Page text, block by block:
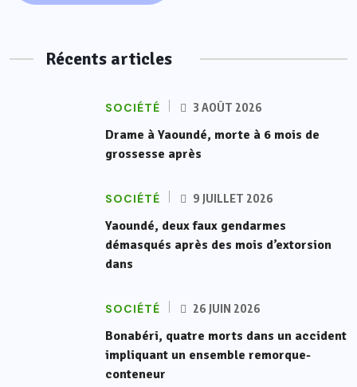
Récents articles
SOCIÉTÉ 3 AOÛT 2026
Drame à Yaoundé, morte à 6 mois de
grossesse après
SOCIÉTÉ 9 JUILLET 2026
Yaoundé, deux faux gendarmes
démasqués après des mois d’extorsion
dans
SOCIÉTÉ 26 JUIN 2026
Bonabéri, quatre morts dans un accident
impliquant un ensemble remorque-
conteneur